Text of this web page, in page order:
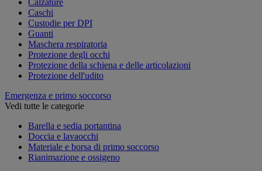
Caschi
Custodie per DPI
Guanti
Maschera respiratoria
Protezione degli occhi
Protezione della schiena e delle articolazioni
Protezione dell'udito
Emergenza e primo soccorso
Vedi tutte le categorie
Barella e sedia portantina
Doccia e lavaocchi
Materiale e borsa di primo soccorso
Rianimazione e ossigeno